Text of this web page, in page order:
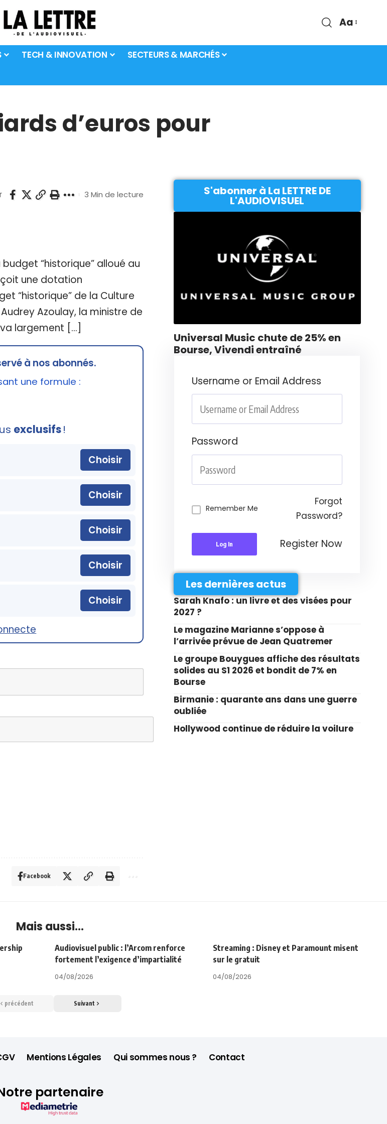
Aa
TECH & INNOVATION
SECTEURS & MARCHÉS
d’euros pour
3 Min de lecture
“historique” alloué au
une dotation
“historique” de la Culture
Azoulay, la ministre de
largement […]
à nos abonnés.
une formule :
exclusifs!
Choisir
Choisir
Choisir
Choisir
Choisir
Facebook
S'abonner à La LETTRE DE
L'AUDIOVISUEL
Universal Music chute de 25% en
Bourse, Vivendi entraîné
Username or Email Address
Password
Remember Me
Forgot
Password?
Log In Register Now
Les dernières actus
Sarah Knafo : un livre et des visées pour
2027 ?
Le magazine Marianne s’oppose à
l’arrivée prévue de Jean Quatremer
Le groupe Bouygues affiche des résultats
solides au S1 2026 et bondit de 7% en
Bourse
Birmanie : quarante ans dans une guerre
oubliée
Hollywood continue de réduire la voilure
Mais aussi...
Audiovisuel public : l’Arcom renforce
fortement l’exigence d’impartialité
04/08/2026
Streaming : Disney et Paramount misent
sur le gratuit
04/08/2026
précédent Suivant
Mentions Légales Qui sommes nous ? Contact
partenaire